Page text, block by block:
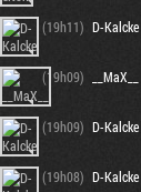
(19h11) D-Kalcke
(19h09) __MaX__
(19h09) D-Kalcke
(19h08) D-Kalcke